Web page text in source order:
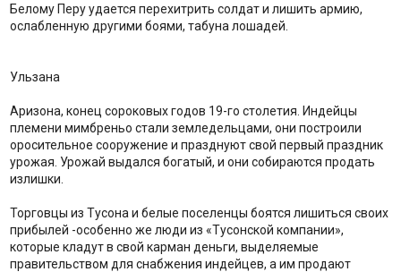
Белому Перу удается перехитрить солдат и лишить армию,
ослабленную другими боями, табуна лошадей.
Ульзана
Аризона, конец сороковых годов 19-го столетия. Индейцы
племени мимбреньо стали земледельцами, они построили
оросительное сооружение и празднуют свой первый праздник
урожая. Урожай выдался богатый, и они собираются продать
излишки.
Торговцы из Тусона и белые поселенцы боятся лишиться своих
прибылей -особенно же люди из «Тусонской компании»,
которые кладут в свой карман деньги, выделяемые
правительством для снабжения индейцев, а им продают